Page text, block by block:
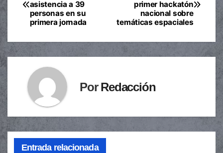
de
entradas
primer hackatón
nacional sobre
temáticas espaciales
asistencia a 39
personas en su
primera jornada
PorRedacción
Entrada relacionada